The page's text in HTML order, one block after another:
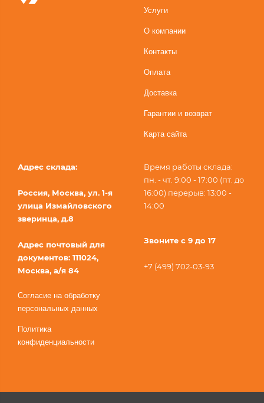
Услуги
О компании
Контакты
Оплата
Доставка
Гарантии и возврат
Карта сайта
Адрес склада:
Россия, Москва, ул. 1-я
улица Измайловского
зверинца, д.8
Адрес почтовый для
документов: 111024,
Москва, а/я 84
Согласие на обработку
персональных данных
Политика
конфиденциальности
Время работы склада:
пн. - чт. 9:00 - 17:00 (пт. до
16:00) перерыв: 13:00 -
14:00
Звоните с 9 до 17
+7 (499) 702-03-93